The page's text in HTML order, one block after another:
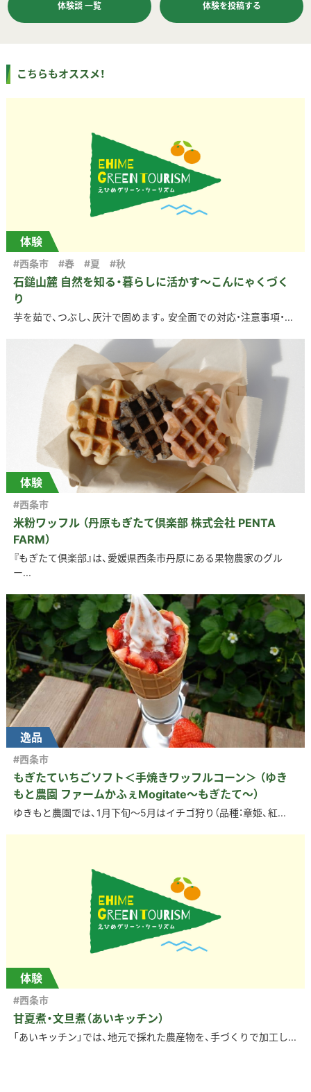
体験談 一覧 体験を投稿する
こちらもオススメ！
体験
石鎚山麓 自然を知る・暮らしに活かす～こんにゃくづく
り
#西条市 #春 #夏 #秋
芋を茹で、つぶし、灰汁で固めます。安全面での対応・注意事項・...
体験
米粉ワッフル （丹原もぎたて倶楽部 株式会社 PENTA
FARM）
#西条市
『もぎたて倶楽部』は、愛媛県西条市丹原にある果物農家のグル
ー...
逸品
もぎたていちごソフト＜手焼きワッフルコーン＞ （ゆき
もと農園 ファームかふぇMogitate～もぎたて～）
#西条市
ゆきもと農園では、1月下旬～5月はイチゴ狩り（品種：章姫、紅...
体験
甘夏煮・文旦煮（あいキッチン）
#西条市
「あいキッチン」では、地元で採れた農産物を、手づくりで加工し...